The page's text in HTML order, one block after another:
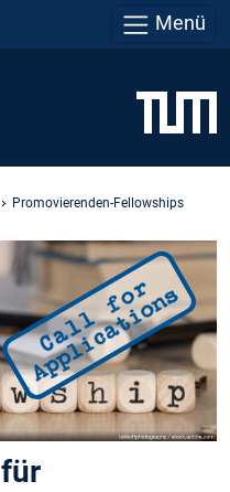
Menü
Promovierenden-Fellowships